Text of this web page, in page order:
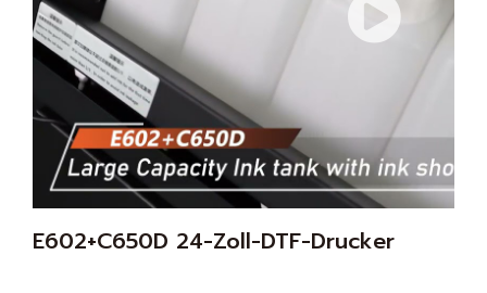
E602+C650D 24-Zoll-DTF-Drucker